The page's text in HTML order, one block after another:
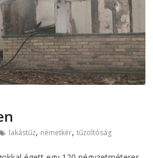
lakástűz, németkér,tűzoltóság